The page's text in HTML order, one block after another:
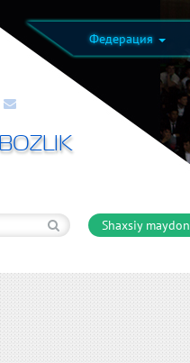
Федерация
Shaxsiy maydon